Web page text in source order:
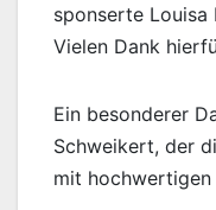
sponserte Louisa
Vielen Dank
Ein besonderer
Schweikert, der
mit